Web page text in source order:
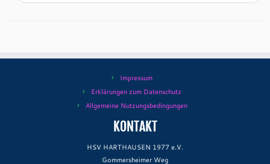
Impressum
Erklärungen zum Datenschutz
Allgemeine Nutzungsbedingungen
KONTAKT
HSV HARTHAUSEN 1977 e.V.
Gommersheimer Weg